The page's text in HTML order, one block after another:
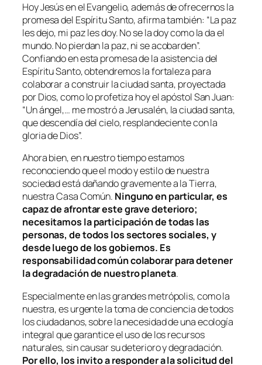
Hoy Jesús en el Evangelio, además de ofrecernos la
promesa del Espíritu Santo, afirma también: “La paz
les dejo, mi paz les doy. No se la doy como la da el
mundo. No pierdan la paz, ni se acobarden”.
Confiando en esta promesa de la asistencia del
Espíritu Santo, obtendremos la fortaleza para
colaborar a construir la ciudad santa, proyectada
por Dios, como lo profetiza hoy el apóstol San Juan:
“Un ángel,… me mostró a Jerusalén, la ciudad santa,
que descendía del cielo, resplandeciente con la
gloria de Dios”.
Ahora bien, en nuestro tiempo estamos
reconociendo que el modo y estilo de nuestra
sociedad está dañando gravemente a la Tierra,
nuestra Casa Común. Ninguno en particular, es
capaz de afrontar este grave deterioro;
necesitamos la participación de todas las
personas, de todos los sectores sociales, y
desde luego de los gobiernos. Es
responsabilidad común colaborar para detener
la degradación de nuestro planeta.
Especialmente en las grandes metrópolis, como la
nuestra, es urgente la toma de conciencia de todos
los ciudadanos, sobre la necesidad de una ecología
integral que garantice el uso de los recursos
naturales, sin causar su deterioro y degradación.
Por ello, los invito a responder a la solicitud del